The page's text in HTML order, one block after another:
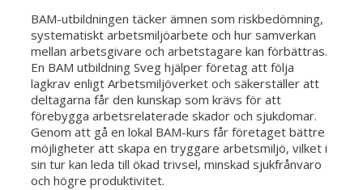
BAM-utbildningen täcker ämnen som riskbedömning,
systematiskt arbetsmiljöarbete och hur samverkan
mellan arbetsgivare och arbetstagare kan förbättras.
En BAM utbildning Sveg hjälper företag att följa
lagkrav enligt Arbetsmiljöverket och säkerställer att
deltagarna får den kunskap som krävs för att
förebygga arbetsrelaterade skador och sjukdomar.
Genom att gå en lokal BAM-kurs får företaget bättre
möjligheter att skapa en tryggare arbetsmiljö, vilket i
sin tur kan leda till ökad trivsel, minskad sjukfrånvaro
och högre produktivitet.